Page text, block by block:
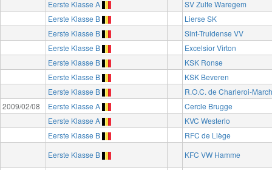
Eerste Klasse A
SV Zulte Waregem
Eerste Klasse B
Lierse SK
Eerste Klasse B
Sint-Truidense VV
Eerste Klasse B
Excelsior Virton
Eerste Klasse B
KSK Ronse
Eerste Klasse B
KSK Beveren
Eerste Klasse B
R.O.C. de Charleroi-
2009/02/08
Eerste Klasse A
Cercle Brugge
Eerste Klasse A
KVC Westerlo
Eerste Klasse B
RFC de Liège
Eerste Klasse B
KFC VW Hamme